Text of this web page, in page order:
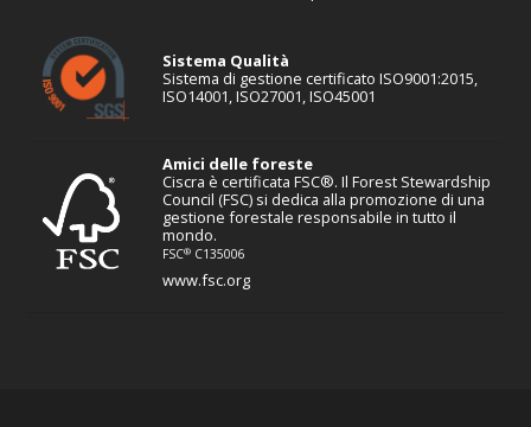
Sistema Qualità
Sistema di gestione certificato ISO9001:2015,
ISO14001, ISO27001, ISO45001
Amici delle foreste
Ciscra è certificata FSC®. Il Forest Stewardship
Council (FSC) si dedica alla promozione di una
gestione forestale responsabile in tutto il
mondo.
FSC® C135006
www.fsc.org